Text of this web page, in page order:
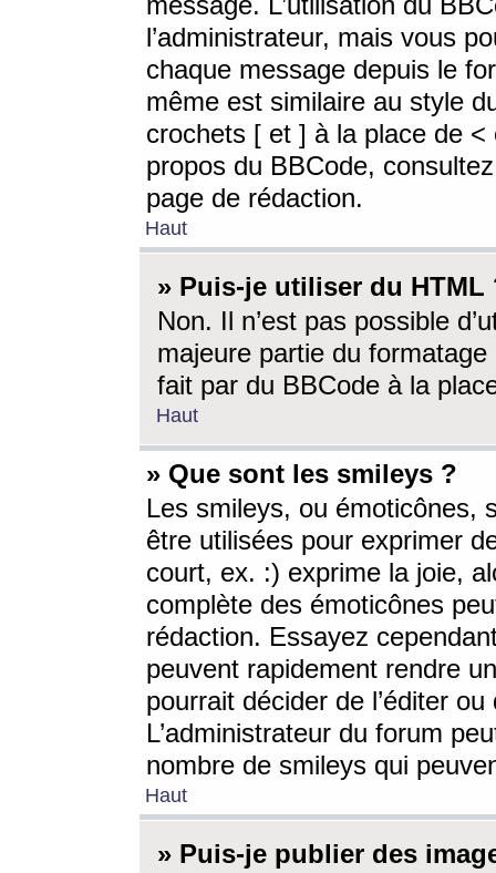
l’administrateur, mais vous
chaque message depuis le
même est similaire au style
crochets [ et ] à la place de <
propos du BBCode,
page de rédaction.
Haut
» Puis-je utiliser du HTML
Non. Il n’est pas possible
majeure partie du
fait par du BBCode à la
Haut
» Que sont les smileys ?
Les smileys, ou émoticônes,
être utilisées pour exprimer
court, ex. :) exprime la joie,
complète des émoticônes
rédaction. Essayez
peuvent rapidement rendre
pourrait décider de l’éditer
L’administrateur du forum
nombre de smileys qui
Haut
» Puis-je publier des